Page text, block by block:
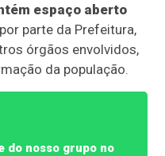
espaço aberto
parte da Prefeitura,
órgãos envolvidos,
da população.
do nosso grupo no